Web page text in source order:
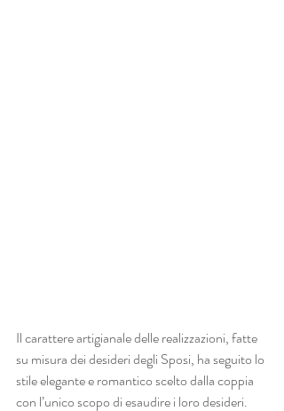
Il carattere artigianale delle realizzazioni, fatte
su misura dei desideri degli Sposi, ha seguito lo
stile elegante e romantico scelto dalla coppia
con l’unico scopo di esaudire i loro desideri.